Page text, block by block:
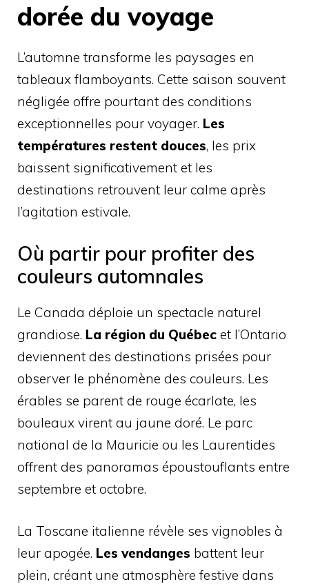
dorée du voyage
L’automne transforme les paysages en
tableaux flamboyants. Cette saison souvent
négligée offre pourtant des conditions
exceptionnelles pour voyager. Les
températures restent douces, les prix
baissent significativement et les
destinations retrouvent leur calme après
l’agitation estivale.
Où partir pour profiter des
couleurs automnales
Le Canada déploie un spectacle naturel
grandiose. La région du Québec et l’Ontario
deviennent des destinations prisées pour
observer le phénomène des couleurs. Les
érables se parent de rouge écarlate, les
bouleaux virent au jaune doré. Le parc
national de la Mauricie ou les Laurentides
offrent des panoramas époustouflants entre
septembre et octobre.
La Toscane italienne révèle ses vignobles à
leur apogée. Les vendanges battent leur
plein, créant une atmosphère festive dans